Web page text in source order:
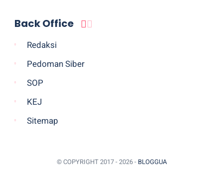
Back Office
Redaksi
Pedoman Siber
SOP
KEJ
Sitemap
© COPYRIGHT 2017 - 2026 - BLOGGUA